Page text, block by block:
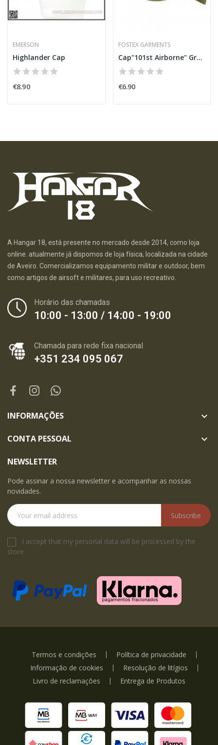
EMERSON
Highlander Cap
€8.90
FOSTEX GARMENTS
Cap"101st Airborne" Green [Fostex]
€6.90
A Hangar 18, está presente no mercado desde 2014, como loja
online. atualmente já dispomos de loja física, localizada na cidade
de Aveiro. Comercializamos equipamento militar e outdoor, bem
como artigos de airsoft e militares, para uso recreativo.
Horário das chamadas
10:00 - 13:00 / 14:00 - 19:00
Chamada para rede fixa nacional
+351 234 095 067
INFORMAÇÕES 
CONTA PESSOAL 
NEWSLETTER
Pode assinar a nossa newsletter e acompanhar as nossas
novidades.
Subscribe
I accept that my personal data will be processed by the
store.
Termos e condições
Política de privacidade
Informação de cookies
Resolução de litígios
Livro de reclamações
Entrega de Produtos